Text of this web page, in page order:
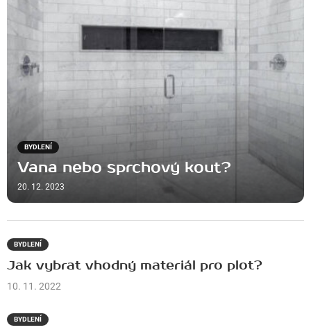
BYDLENÍ
Vana nebo sprchový kout?
20. 12. 2023
BYDLENÍ
Jak vybrat vhodný materiál pro plot?
10. 11. 2022
BYDLENÍ